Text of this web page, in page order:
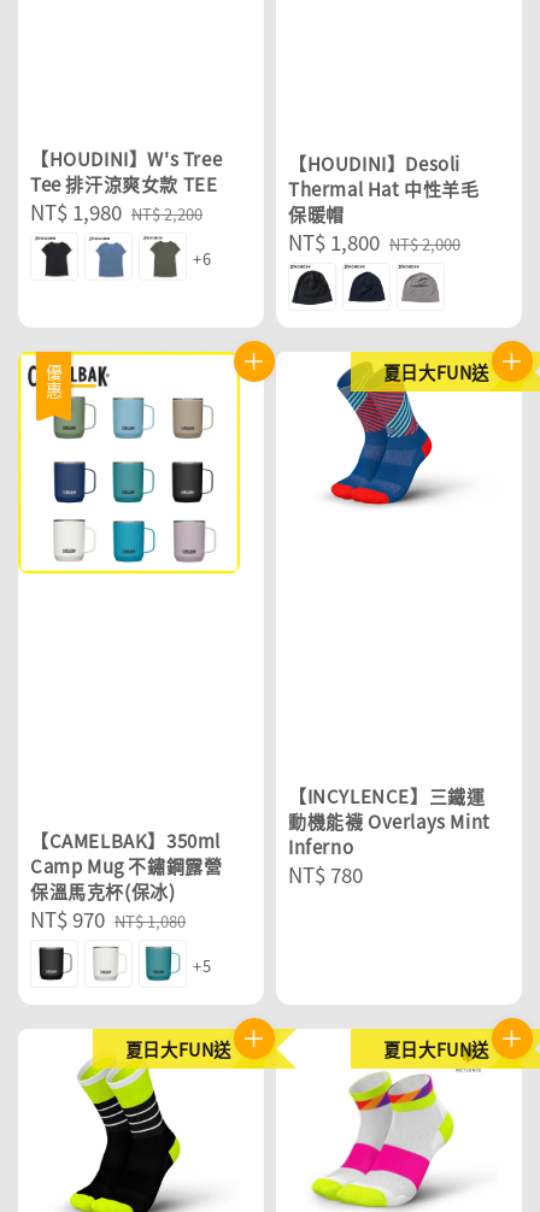
【HOUDINI】W's Tree
Tee 排汗涼爽女款 TEE
Sale
price
NT$ 1,980 Regular
price
NT$ 2,200
+6
【HOUDINI】Desoli
Thermal Hat 中性羊毛
保暖帽
Sale
price
NT$ 1,800 Regular
price
NT$ 2,000
優惠
【CAMELBAK】350ml
Camp Mug 不鏽鋼露營
保溫馬克杯(保冰)
Sale
price
NT$ 970 Regular
price
NT$ 1,080
+5
夏日大FUN送
【INCYLENCE】三鐵運
動機能襪 Overlays Mint
Inferno
Regular
NT$ 780
夏日大FUN送 夏日大FUN送